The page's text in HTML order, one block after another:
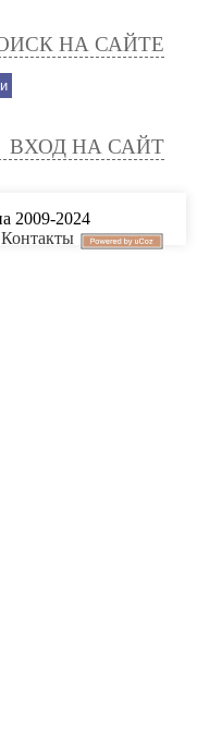
НА САЙТЕ
ВХОД НА САЙТ
2009-2024
Контакты